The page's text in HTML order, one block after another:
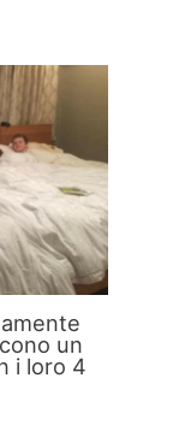
un
i loro 4